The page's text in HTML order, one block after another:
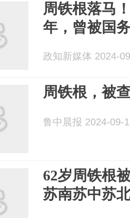
周铁根落马
年，曾被国
政知新媒体 2024-
周铁根，被
鲁中晨报 2024-09-
62岁周铁根
苏南苏中苏